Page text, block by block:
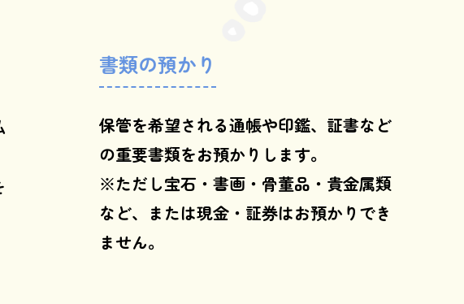
書類の預かり
保管を希望される通帳や印鑑、証書など
の重要書類をお預かりします。
※ただし宝石・書画・骨董品・貴金属類
など、または現金・証券はお預かりでき
ません。